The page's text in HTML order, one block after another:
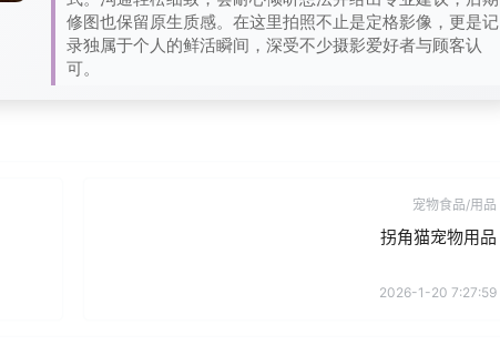
修图也保留原生质感。在这里拍照不止是定格影像，更是记
录独属于个人的鲜活瞬间，深受不少摄影爱好者与顾客认
可。
宠物食品/用品
拐角猫宠物用品
2026-1-20 7:27:59